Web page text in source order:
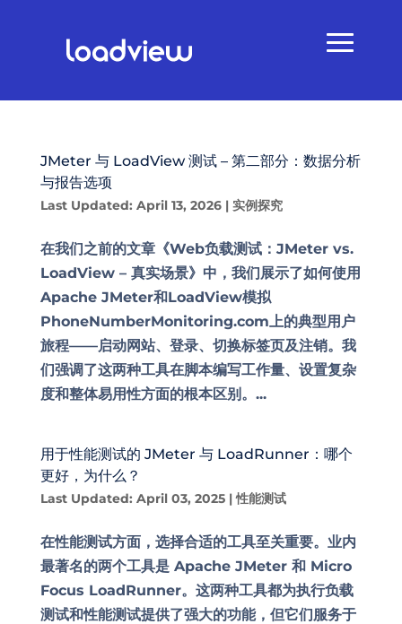
JMeter 与 LoadView 测试 – 第二部分：数据分析
与报告选项
Last Updated: April 13, 2026| 实例探究
在我们之前的文章《Web负载测试：JMeter vs.
LoadView – 真实场景》中，我们展示了如何使用
Apache JMeter和LoadView模拟
PhoneNumberMonitoring.com上的典型用户
旅程——启动网站、登录、切换标签页及注销。我
们强调了这两种工具在脚本编写工作量、设置复杂
度和整体易用性方面的根本区别。...
用于性能测试的 JMeter 与 LoadRunner：哪个
更好，为什么？
Last Updated: April 03, 2025|性能测试
在性能测试方面，选择合适的工具至关重要。业内
最著名的两个工具是 Apache JMeter 和 Micro
Focus LoadRunner。这两种工具都为执行负载
测试和性能测试提供了强大的功能，但它们服务于